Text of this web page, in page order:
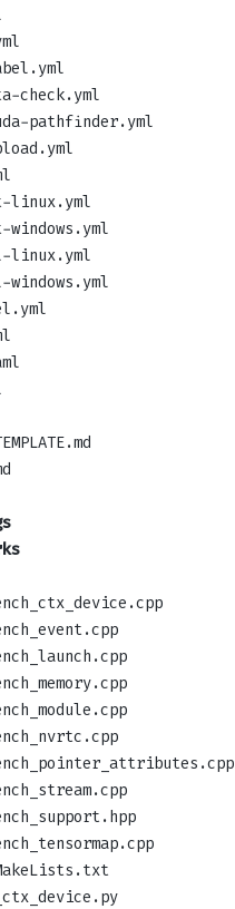
check.yml
pathfinder.yml
linux.yml
linux.yml